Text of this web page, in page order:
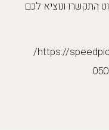
התקשרו ונוציא לכם